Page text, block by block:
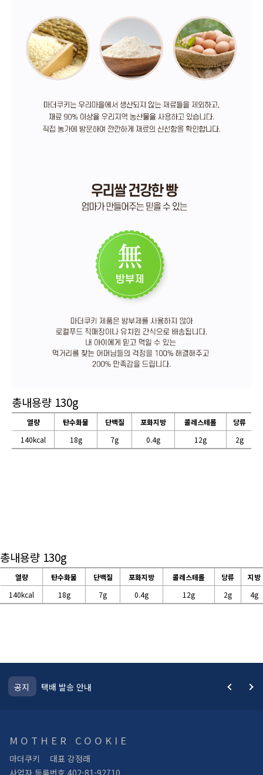
총내용량 130g
열량 탄수화물 단백질 포화지방 콜레스테롤 당류
140kcal
18 7 0.4 12 2
총내용량 130g
열량 탄수화물 단백질 포화지방 콜레스테롤 당류
지방
140kcal
18 7 0.4 12 2 4
공지 택배 발송 안내 택배 발송
MOTHER COOKIE
마더쿠키
대표 강정래
사업자 등록번호 402-81-92710